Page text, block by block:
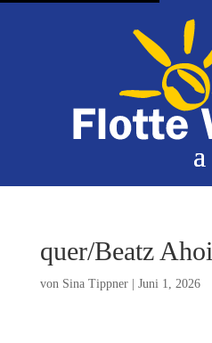
quer/Beatz Ahoi
von Sina Tippner| Juni 1, 2026